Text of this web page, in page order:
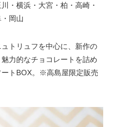
・横浜・大宮・柏・高崎・
岡山
トリュフを中心に、新作の
力的なチョコレートを詰め
トBOX。※高島屋限定販売